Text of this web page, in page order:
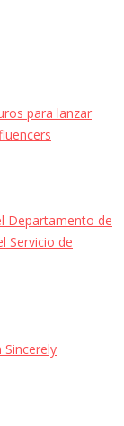
para lanzar
Departamento de
Servicio de